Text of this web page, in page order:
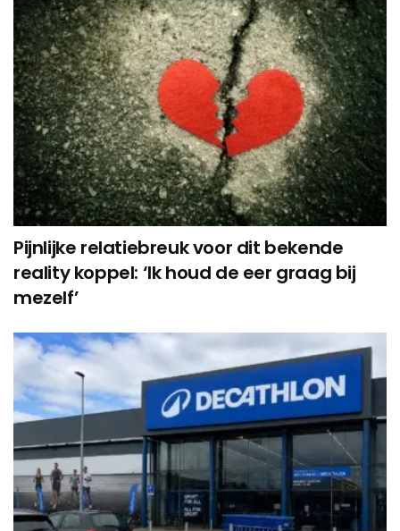
Pijnlijke relatiebreuk voor dit bekende
reality koppel: ‘Ik houd de eer graag bij
mezelf’